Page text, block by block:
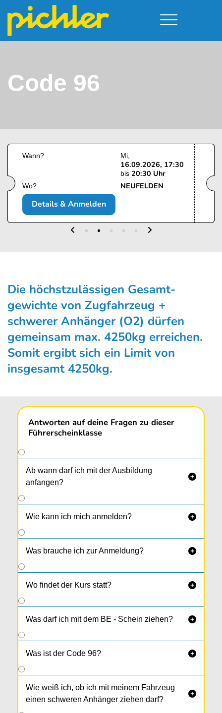
A - Scheine + Code 111
B - Scheine
Kursorte
Neufelden
Service
Kontakt
Code 96
Wann? Mi
16.09.2026, 17:30
bis 20:30 Uhr
Wo? NEUFELDEN
Details & Anmelden
Die höchstzulässigen Gesamt­
gewichte von Zugfahrzeug +
schwerer Anhänger (O2) dürfen
gemeinsam max. 4250kg erreichen.
Somit ergibt sich ein Limit von
insgesamt 4250kg.
Antworten auf deine Fragen zu dieser
Führerscheinklasse
Ab wann darf ich mit der Ausbildung
anfangen?

Wie kann ich mich anmelden? 
Was brauche ich zur Anmeldung? 
Wo findet der Kurs statt? 
Was darf ich mit dem BE - Schein ziehen? 
Was ist der Code 96? 
Wie weiß ich, ob ich mit meinem Fahrzeug
einen schweren Anhänger ziehen darf?
